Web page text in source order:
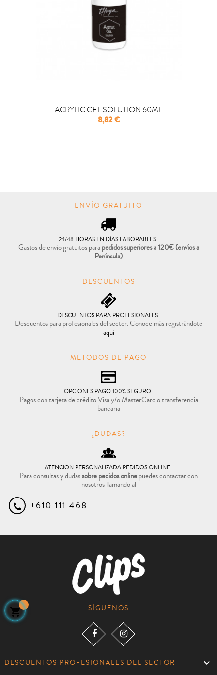
ACRYLIC GEL SOLUTION 60ML
Precio
8,82 €
ENVÍO GRATUITO
24/48 HORAS EN DÍAS LABORABLES
Gastos de envío gratuitos parapedidos superiores a 120€(envíos a
Península)
DESCUENTOS
DESCUENTOS PARA PROFESIONALES
Descuentos para profesionales del sector. Conoce más registrándote
aquí
MÉTODOS DE PAGO
OPCIONES PAGO 100% SEGURO
Pagos con tarjeta de crédito Visa y/o MasterCard o transferencia
bancaria
¿DUDAS?
ATENCION PERSONALIZADA PEDIDOS ONLINE
Para consultas y dudassobre pedidos onlinepuedes contactar con
nosotros llamando al
+610 111 468
SÍGUENOS
DESCUENTOS PROFESIONALES DEL SECTOR 
